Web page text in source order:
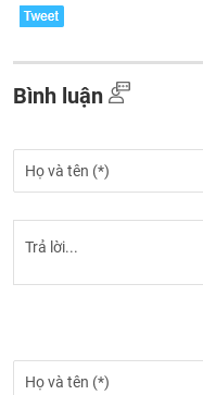
Bình luận